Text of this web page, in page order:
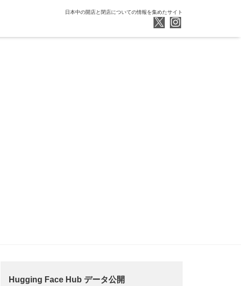
日本中の開店と閉店についての情報を集めたサイト
Hugging Face Hub データ公開